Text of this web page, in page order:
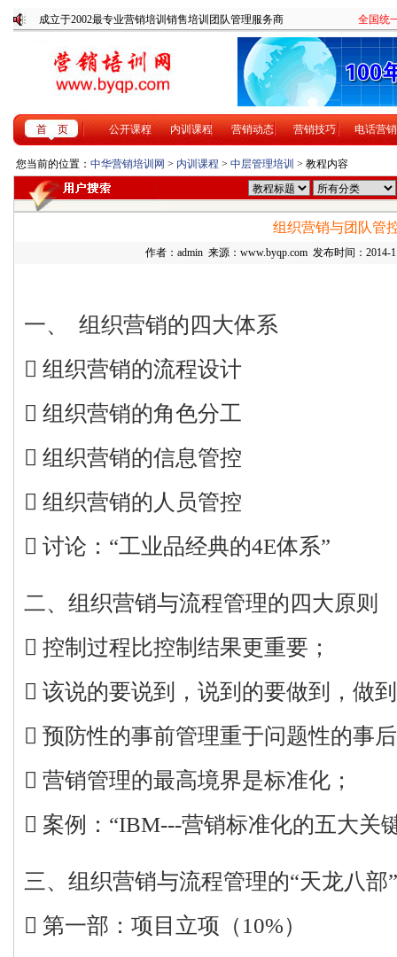
成立于2002最专业营销培训销售培训团队管理服务商 全国统
首 页 公开课程 内训课程 营销动态 营销技巧 电话营销
您当前的位置： 中华营销培训网 > 内训课程 > 中层管理培训 > 教程内容
组织营销与团队管
作者：admin 来源：www.byqp.com 发布时间：2014-
一、 组织营销的四大体系
 组织营销的流程设计
 组织营销的角色分工
 组织营销的信息管控
 组织营销的人员管控
 讨论：“工业品经典的4E体系”
二、组织营销与流程管理的四大原则
 控制过程比控制结果更重要；
 该说的要说到，说到的要做到，做
 预防性的事前管理重于问题性的事
 营销管理的最高境界是标准化；
 案例：“IBM---营销标准化的五大关
三、组织营销与流程管理的“天龙八部”
 第一部：项目立项（10%）